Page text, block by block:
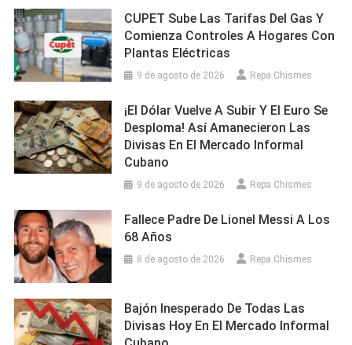
CUPET Sube Las Tarifas Del Gas Y
Comienza Controles A Hogares Con
Plantas Eléctricas
9 de agosto de 2026 Repa Chismes
¡El Dólar Vuelve A Subir Y El Euro Se
Desploma! Así Amanecieron Las
Divisas En El Mercado Informal
Cubano
9 de agosto de 2026 Repa Chismes
Fallece Padre De Lionel Messi A Los
68 Años
8 de agosto de 2026 Repa Chismes
Bajón Inesperado De Todas Las
Divisas Hoy En El Mercado Informal